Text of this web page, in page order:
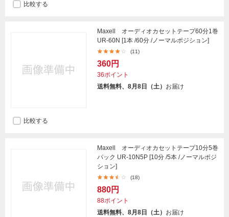
比較する
Maxell オーディオカセットテープ60分1巻
UR-60N [1本 /60分 /ノーマルポジション]
(11)
360円
36ポイント
送料無料、8月8日（土） お届け
比較する
Maxell オーディオカセットテープ10分5巻
パック UR-10N5P [10分 /5本 /ノーマルポジ
ション]
(18)
880円
88ポイント
送料無料、8月8日（土） お届け